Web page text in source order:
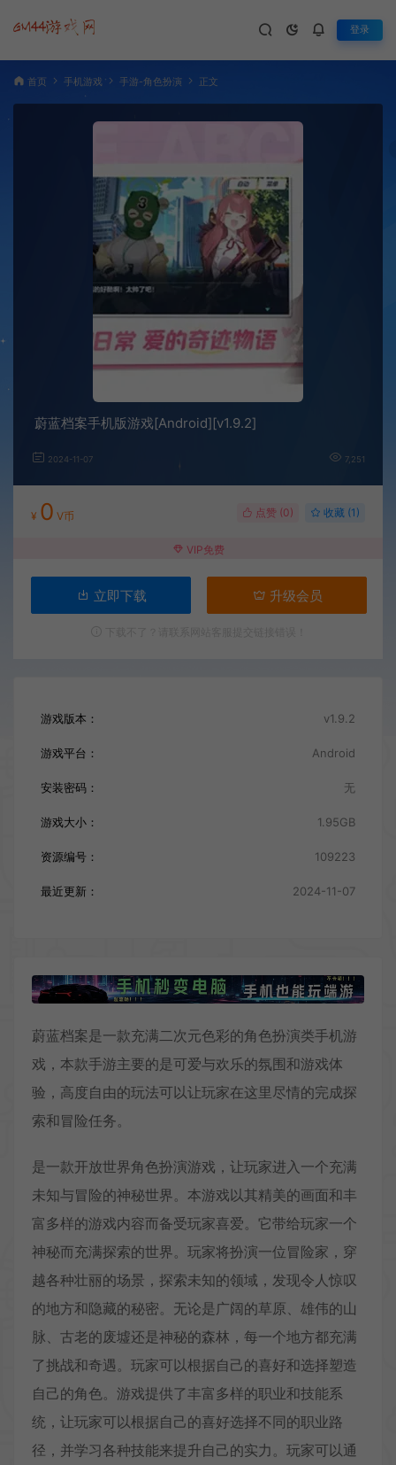
登录
首页 手机游戏 手游-角色扮演 正文
蔚蓝档案手机版游戏[Android][v1.9.2]
2024-11-07 7,251
¥ 0 V币 点赞 (0) 收藏 (1)
VIP免费
立即下载 升级会员
游戏版本： v1.9.2
游戏平台： Android
安装密码： 无
游戏大小： 1.95GB
资源编号： 109223
最近更新： 2024-11-07
蔚蓝档案是一款充满二次元色彩的角色扮演类手机游
戏，本款手游主要的是可爱与欢乐的氛围和游戏体
验，高度自由的玩法可以让玩家在这里尽情的完成探
索和冒险任务。
是一款开放世界角色扮演游戏，让玩家进入一个充满
未知与冒险的神秘世界。本游戏以其精美的画面和丰
富多样的游戏内容而备受玩家喜爱。它带给玩家一个
神秘而充满探索的世界。玩家将扮演一位冒险家，穿
越各种壮丽的场景，探索未知的领域，发现令人惊叹
的地方和隐藏的秘密。无论是广阔的草原、雄伟的山
脉、古老的废墟还是神秘的森林，每一个地方都充满
了挑战和奇遇。玩家可以根据自己的喜好和选择塑造
自己的角色。游戏提供了丰富多样的职业和技能系
统，让玩家可以根据自己的喜好选择不同的职业路
径，并学习各种技能来提升自己的实力。玩家可以通